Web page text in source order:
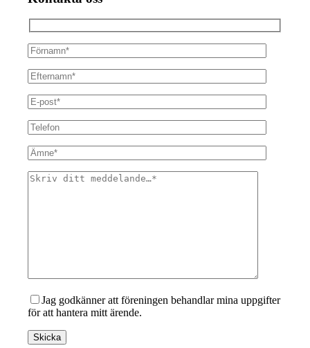
Jag godkänner att föreningen behandlar mina uppgifter
för att hantera mitt ärende.